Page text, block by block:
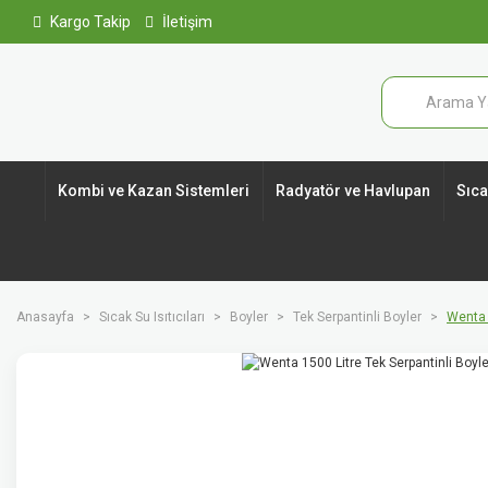
Kargo Takip İletişim
Kombi ve Kazan Sistemleri Radyatör ve Havlupan
Anasayfa Sıcak Su Isıtıcıları Boyler Tek Serpantinli Boyler Wenta